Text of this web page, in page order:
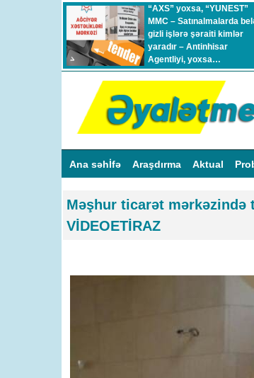
“AXS” yoxsa, “YUNEST”
MMC – Satınalmalarda
gizli işlərə şəraiti kimlər
yaradır – Antinhisar
Agentliyi, yoxsa…
Ana səhİfə Araşdırma Aktual
Məşhur ticarət mərkəzində
VİDEOETİRAZ